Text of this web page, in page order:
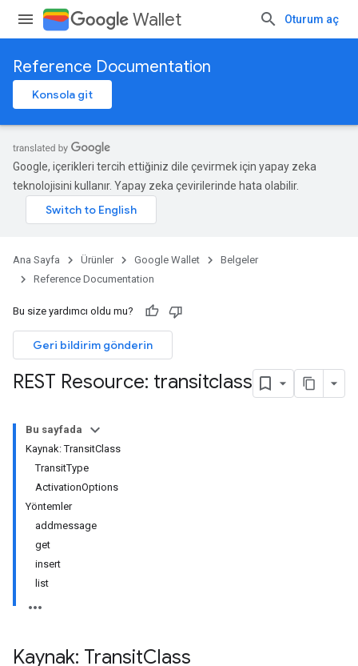
Wallet Oturum aç
Reference Documentation
Konsola git
Google, içerikleri tercih ettiğiniz dile çevirmek için yapay zeka
teknolojisini kullanır. Yapay zeka çevirilerinde hata olabilir.
Ana Sayfa Ürünler Google Wallet
Belgeler
Reference Documentation
Bu size yardımcı oldu mu?
Geri bildirim gönderin
REST Resource: transitclass
Bu sayfada
Kaynak: TransitClass
TransitType
ActivationOptions
Yöntemler
addmessage
get
insert
list
Kaynak: TransitClass